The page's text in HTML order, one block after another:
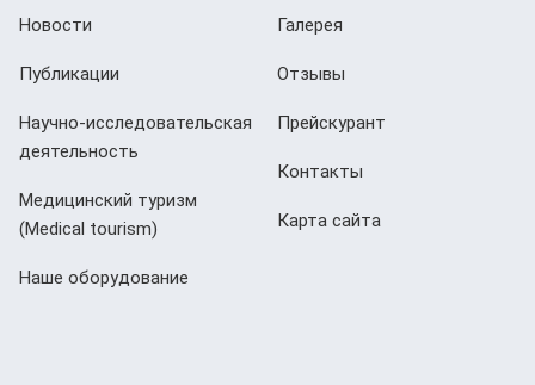
Новости
Публикации
Научно-исследовательская
деятельность
Медицинский туризм
(Мedical tourism)
Наше оборудование
Галерея
Отзывы
Прейскурант
Контакты
Карта сайта